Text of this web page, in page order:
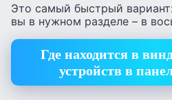
Это самый быстрый
вы в нужном разделе – в
Где находится в
устройств в